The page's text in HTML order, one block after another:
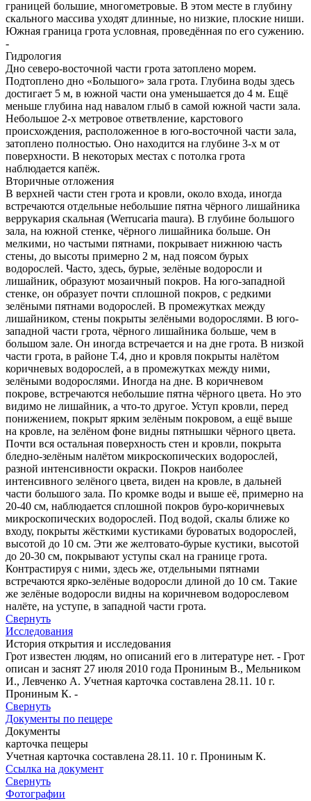
границей большие, многометровые. В этом месте в глубину
скального массива уходят длинные, но низкие, плоские ниши.
Южная граница грота условная, проведённая по его сужению.
-
Гидрология
Дно северо-восточной части грота затоплено морем.
Подтоплено дно «Большого» зала грота. Глубина воды здесь
достигает 5 м, в южной части она уменьшается до 4 м. Ещё
меньше глубина над навалом глыб в самой южной части зала.
Небольшое 2-х метровое ответвление, карстового
происхождения, расположенное в юго-восточной части зала,
затоплено полностью. Оно находится на глубине 3-х м от
поверхности. В некоторых местах с потолка грота
наблюдается капёж.
Вторичные отложения
В верхней части стен грота и кровли, около входа, иногда
встречаются отдельные небольшие пятна чёрного лишайника
веррукария скальная (Werrucaria maura). В глубине большого
зала, на южной стенке, чёрного лишайника больше. Он
мелкими, но частыми пятнами, покрывает нижнюю часть
стены, до высоты примерно 2 м, над поясом бурых
водорослей. Часто, здесь, бурые, зелёные водоросли и
лишайник, образуют мозаичный покров. На юго-западной
стенке, он образует почти сплошной покров, с редкими
зелёными пятнами водорослей. В промежутках между
лишайником, стены покрыты зелёными водорослями. В юго-
западной части грота, чёрного лишайника больше, чем в
большом зале. Он иногда встречается и на дне грота. В низкой
части грота, в районе Т.4, дно и кровля покрыты налётом
коричневых водорослей, а в промежутках между ними,
зелёными водорослями. Иногда на дне. В коричневом
покрове, встречаются небольшие пятна чёрного цвета. Но это
видимо не лишайник, а что-то другое. Уступ кровли, перед
понижением, покрыт ярким зелёным покровом, а ещё выше
на кровле, на зелёном фоне видны пятнышки чёрного цвета.
Почти вся остальная поверхность стен и кровли, покрыта
бледно-зелёным налётом микроскопических водорослей,
разной интенсивности окраски. Покров наиболее
интенсивного зелёного цвета, виден на кровле, в дальней
части большого зала. По кромке воды и выше её, примерно на
20-40 см, наблюдается сплошной покров буро-коричневых
микроскопических водорослей. Под водой, скалы ближе ко
входу, покрыты жёсткими кустиками буроватых водорослей,
высотой до 10 см. Эти же желтовато-бурые кустики, высотой
до 20-30 см, покрывают уступы скал на границе грота.
Контрастируя с ними, здесь же, отдельными пятнами
встречаются ярко-зелёные водоросли длиной до 10 см. Такие
же зелёные водоросли видны на коричневом водорослевом
налёте, на уступе, в западной части грота.
Свернуть
Исследования
История открытия и исследования
Грот известен людям, но описаний его в литературе нет. - Грот
описан и заснят 27 июля 2010 года Прониным В., Мельником
И., Левченко А. Учетная карточка составлена 28.11. 10 г.
Прониным К. -
Свернуть
Документы по пещере
Документы
карточка пещеры
Учетная карточка составлена 28.11. 10 г. Прониным К.
Ссылка на документ
Свернуть
Фотографии